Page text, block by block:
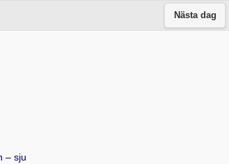
Nästa dag
– sju